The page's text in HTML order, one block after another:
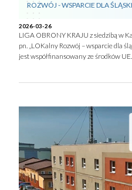
ROZWÓJ - WSPARCIE DLA
2026-03-26
LIGA OBRONY KRAJU z siedzibą w
pn. „LOKalny Rozwój – wsparcie dla
jest współfinansowany ze środków UE.